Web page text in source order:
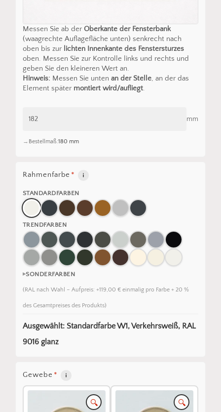
Messen Sie ab der Oberkante der Fensterbank
(waagrechte Auflagefläche unten) senkrecht nach
oben bis zur lichten Innenkante des Fenstersturzes
oben. Messen Sie zur Kontrolle links und rechts und
geben Sie den kleineren Wert an.
Hinweis: Messen Sie unten an der Stelle, an der das
Element später montiert wird/aufliegt.
mm
Bestellmaß:180 mm
Rahmenfarbe *
STANDARDFARBEN
TRENDFARBEN
SONDERFARBEN
(RAL nach Wahl – Aufpreis: +119,00 € einmalig pro Farbe + 20 %
des Gesamtpreises des Produkts)
Ausgewählt: Standardfarbe W1, Verkehrsweiß, RAL
9016 glanz
Gewebe *
🔍 🔍